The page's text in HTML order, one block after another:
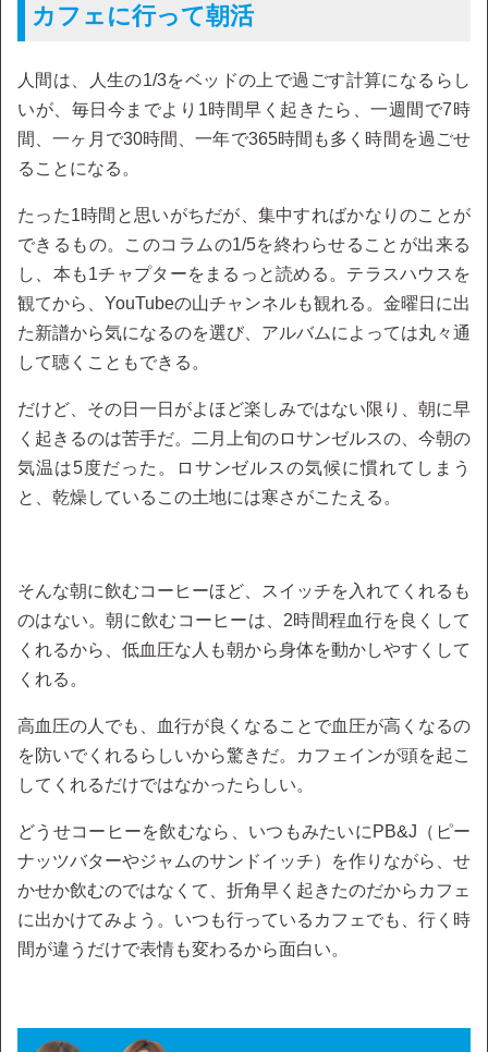
カフェに行って朝活
人間は、人生の1/3をベッドの上で過ごす計算になるらし
いが、毎日今までより1時間早く起きたら、一週間で7時
間、一ヶ月で30時間、一年で365時間も多く時間を過ごせ
ることになる。
たった1時間と思いがちだが、集中すればかなりのことが
できるもの。このコラムの1/5を終わらせることが出来る
し、本も1チャプターをまるっと読める。テラスハウスを
観てから、YouTubeの山チャンネルも観れる。金曜日に出
た新譜から気になるのを選び、アルバムによっては丸々通
して聴くこともできる。
だけど、その日一日がよほど楽しみではない限り、朝に早
く起きるのは苦手だ。二月上旬のロサンゼルスの、今朝の
気温は5度だった。ロサンゼルスの気候に慣れてしまう
と、乾燥しているこの土地には寒さがこたえる。
そんな朝に飲むコーヒーほど、スイッチを入れてくれるも
のはない。朝に飲むコーヒーは、2時間程血行を良くして
くれるから、低血圧な人も朝から身体を動かしやすくして
くれる。
高血圧の人でも、血行が良くなることで血圧が高くなるの
を防いでくれるらしいから驚きだ。カフェインが頭を起こ
してくれるだけではなかったらしい。
どうせコーヒーを飲むなら、いつもみたいにPB&J（ピー
ナッツバターやジャムのサンドイッチ）を作りながら、せ
かせか飲むのではなくて、折角早く起きたのだからカフェ
に出かけてみよう。いつも行っているカフェでも、行く時
間が違うだけで表情も変わるから面白い。